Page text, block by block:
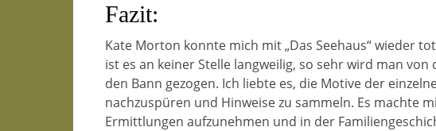
Fazit:
Kate Morton konnte mich mit „Das Seehaus“ wieder
ist es an keiner Stelle langweilig, so sehr wird man von
den Bann gezogen. Ich liebte es, die Motive der
nachzuspüren und Hinweise zu sammeln. Es machte
Ermittlungen aufzunehmen und in der